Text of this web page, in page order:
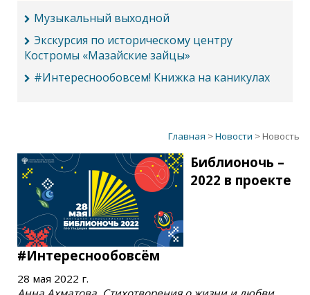
Музыкальный выходной
Экскурсия по историческому центру
Костромы «Мазайские зайцы»
#Интереснообовсем! Книжка на каникулах
Главная >Новости > Новость
Библионочь –
2022 в проекте
#Интереснообовсём
28 мая 2022 г.